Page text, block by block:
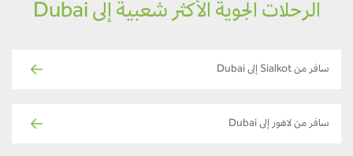
الرحلات الجوية الأكثر شعبية إلى Dubai
سافر من Sialkot إلى Dubai
سافر من لاهور إلى Dubai